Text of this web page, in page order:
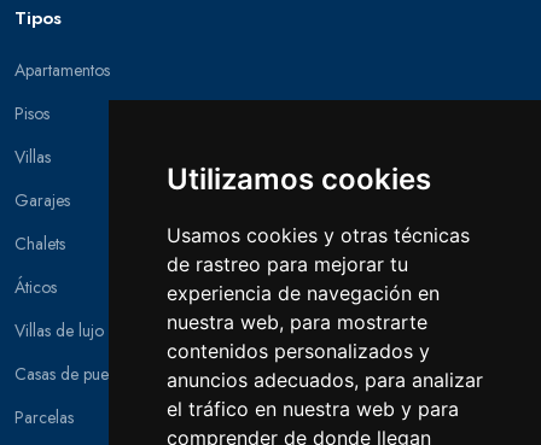
Utilizamos cookies
Usamos cookies y otras técnicas
de rastreo para mejorar tu
experiencia de navegación en
nuestra web, para mostrarte
contenidos personalizados y
anuncios adecuados, para analizar
el tráfico en nuestra web y para
comprender de donde llegan
Tipos
Apartamentos
Pisos
Villas
Garajes
Chalets
Áticos
Villas de lujo
Casas de pueblo
Parcelas